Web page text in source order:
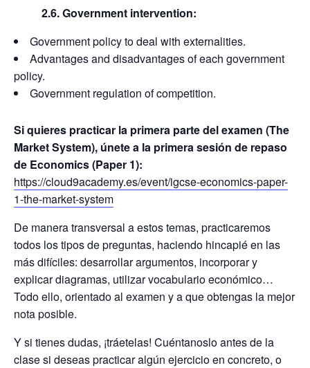
2.6. Government intervention:
Government policy to deal with externalities.
Advantages and disadvantages of each government
policy.
Government regulation of competition.
Si quieres practicar la primera parte del examen (The
Market System), únete a la primera sesión de repaso
de Economics (Paper 1):
https://cloud9academy.es/event/igcse-economics-paper-
1-the-market-system
De manera transversal a estos temas, practicaremos
todos los tipos de preguntas, haciendo hincapié en las
más difíciles: desarrollar argumentos, incorporar y
explicar diagramas, utilizar vocabulario económico…
Todo ello, orientado al examen y a que obtengas la mejor
nota posible.
Y si tienes dudas, ¡tráetelas! Cuéntanoslo antes de la
clase si deseas practicar algún ejercicio en concreto, o